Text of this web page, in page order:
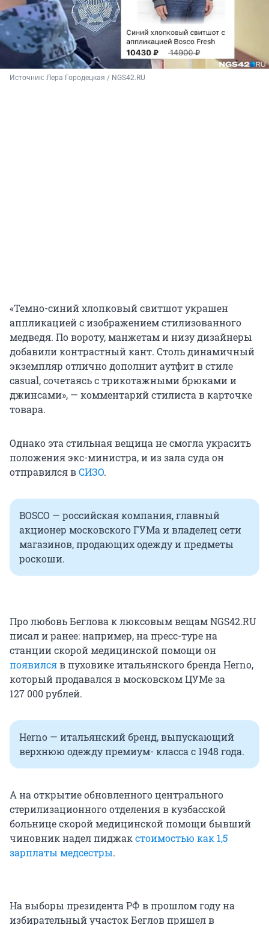
Источник: Лера Городецкая / NGS42.RU
«Темно-синий хлопковый свитшот украшен
аппликацией с изображением стилизованного
медведя. По вороту, манжетам и низу дизайнеры
добавили контрастный кант. Столь динамичный
экземпляр отлично дополнит аутфит в стиле
casual, сочетаясь с трикотажными брюками и
джинсами», — комментарий стилиста в карточке
товара.
Однако эта стильная вещица не смогла украсить
положения экс-министра, и из зала суда он
отправился вСИЗО.
BOSCO — российская компания, главный
акционер московского ГУМа и владелец сети
магазинов, продающих одежду и предметы
роскоши.
Про любовь Беглова к люксовым вещам NGS42.RU
писал и ранее: например, на пресс-туре на
станции скорой медицинской помощи он
появилсяв пуховике итальянского бренда Herno,
который продавался в московском ЦУМе за
127 000рублей.
Herno — итальянский бренд, выпускающий
верхнюю одежду премиум- класса с 1948 года.
А на открытие обновленного центрального
стерилизационного отделения в кузбасской
больнице скорой медицинской помощи бывший
чиновник надел пиджакстоимостью как 1,5
зарплаты медсестры.
На выборы президента РФ в прошлом году на
избирательный участок Беглов пришел в